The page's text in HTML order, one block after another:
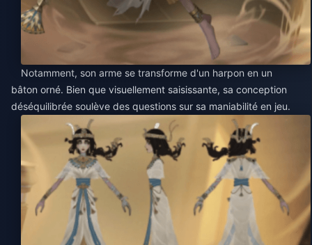
Notamment, son arme se transforme d'un harpon en un
bâton orné. Bien que visuellement saisissante, sa conception
déséquilibrée soulève des questions sur sa maniabilité en jeu.